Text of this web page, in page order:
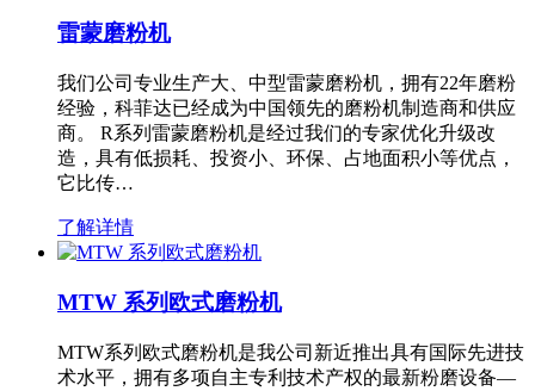
雷蒙磨粉机
我们公司专业生产大、中型雷蒙磨粉机，拥有22年磨粉
经验，科菲达已经成为中国领先的磨粉机制造商和供应
商。 R系列雷蒙磨粉机是经过我们的专家优化升级改
造，具有低损耗、投资小、环保、占地面积小等优点，
它比传…
了解详情
MTW 系列欧式磨粉机
MTW系列欧式磨粉机是我公司新近推出具有国际先进技
术水平，拥有多项自主专利技术产权的最新粉磨设备—